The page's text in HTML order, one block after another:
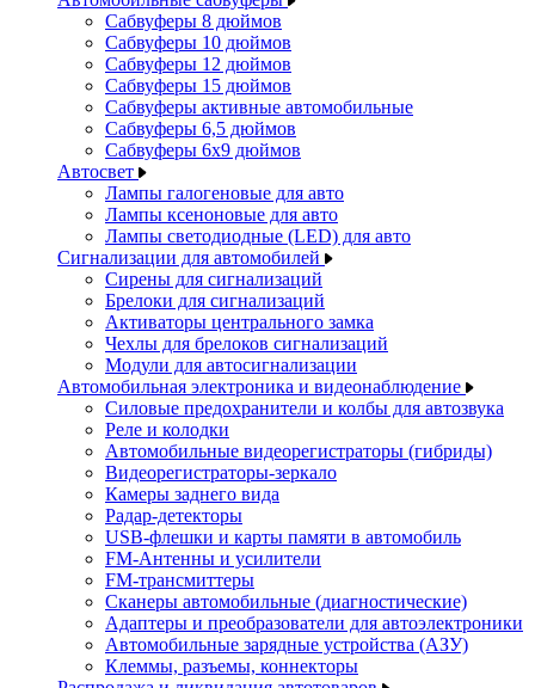
Сабвуферы 8 дюймов
Сабвуферы 10 дюймов
Сабвуферы 12 дюймов
Сабвуферы 15 дюймов
Сабвуферы активные автомобильные
Сабвуферы 6,5 дюймов
Сабвуферы 6x9 дюймов
Автосвет
Лампы галогеновые для авто
Лампы ксеноновые для авто
Лампы светодиодные (LED) для авто
Сигнализации для автомобилей
Сирены для сигнализаций
Брелоки для сигнализаций
Активаторы центрального замка
Чехлы для брелоков сигнализаций
Модули для автосигнализации
Автомобильная электроника и видеонаблюдение
Силовые предохранители и колбы для автозвука
Реле и колодки
Автомобильные видеорегистраторы (гибриды)
Видеорегистраторы-зеркало
Камеры заднего вида
Радар-детекторы
USB-флешки и карты памяти в автомобиль
FM-Антенны и усилители
FM-трансмиттеры
Сканеры автомобильные (диагностические)
Адаптеры и преобразователи для автоэлектроники
Автомобильные зарядные устройства (АЗУ)
Клеммы, разъемы, коннекторы